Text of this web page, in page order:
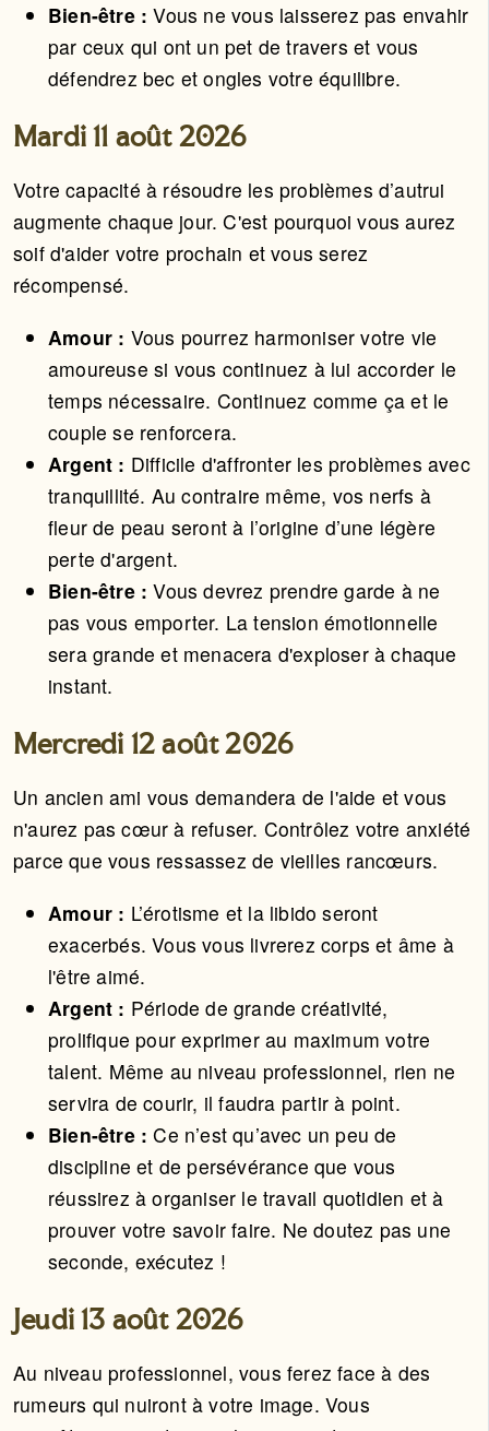
Bien-être :Vous ne vous laisserez pas envahir
par ceux qui ont un pet de travers et vous
défendrez bec et ongles votre équilibre.
Mardi 11 août 2026
Votre capacité à résoudre les problèmes d’autrui
augmente chaque jour. C'est pourquoi vous aurez
soif d'aider votre prochain et vous serez
récompensé.
Amour : Vous pourrez harmoniser votre vie
amoureuse si vous continuez à lui accorder le
temps nécessaire. Continuez comme ça et le
couple se renforcera.
Argent : Difficile d'affronter les problèmes avec
tranquillité. Au contraire même, vos nerfs à
fleur de peau seront à l’origine d’une légère
perte d'argent.
Bien-être :Vous devrez prendre garde à ne
pas vous emporter. La tension émotionnelle
sera grande et menacera d'exploser à chaque
instant.
Mercredi 12 août 2026
Un ancien ami vous demandera de l'aide et vous
n'aurez pas cœur à refuser. Contrôlez votre anxiété
parce que vous ressassez de vieilles rancœurs.
Amour : L’érotisme et la libido seront
exacerbés. Vous vous livrerez corps et âme à
l'être aimé.
Argent : Période de grande créativité,
prolifique pour exprimer au maximum votre
talent. Même au niveau professionnel, rien ne
servira de courir, il faudra partir à point.
Bien-être :Ce n’est qu’avec un peu de
discipline et de persévérance que vous
réussirez à organiser le travail quotidien et à
prouver votre savoir faire. Ne doutez pas une
seconde, exécutez !
Jeudi 13 août 2026
Au niveau professionnel, vous ferez face à des
rumeurs qui nuiront à votre image. Vous